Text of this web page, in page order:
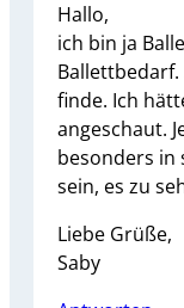
Hallo,
ich bin ja
Ballettbedarf.
finde. Ich
angeschaut.
besonders in
sein, es zu
Liebe Grüße,
Saby